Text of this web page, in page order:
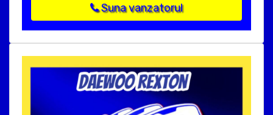
Suna vanzatorul